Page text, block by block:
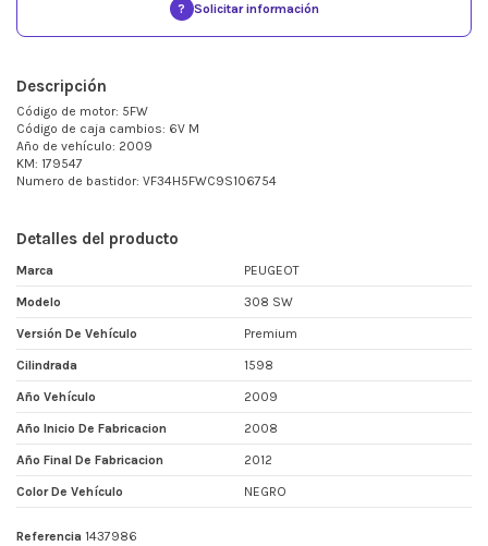
? Solicitar información
Descripción
Código de motor: 5FW
Código de caja cambios: 6V M
Año de vehículo: 2009
KM: 179547
Numero de bastidor: VF34H5FWC9S106754
Detalles del producto
Marca PEUGEOT
Modelo 308 SW
Versión De Vehículo Premium
Cilindrada 1598
Año Vehículo 2009
Año Inicio De Fabricacion 2008
Año Final De Fabricacion 2012
Color De Vehículo NEGRO
Referencia 1437986